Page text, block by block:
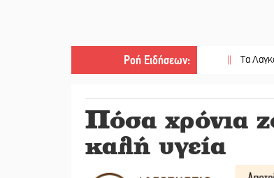
Ροή Ειδήσεων: Τα Λαγκάδια
Πόσα χρόνια
καλή υγεία